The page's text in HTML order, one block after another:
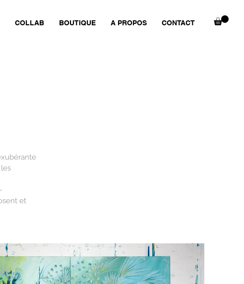
COLLAB BOUTIQUE A PROPOS CONTACT
et